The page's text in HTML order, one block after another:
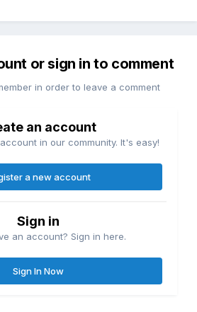
or sign in to comment
in order to leave a comment
an account
in our community. It's easy!
a new account
Sign in
an account? Sign in here.
Sign In Now